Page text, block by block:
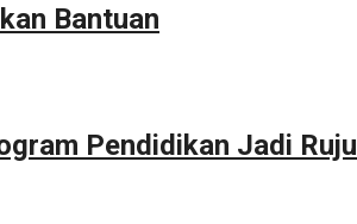
Bantuan
Pendidikan Jadi